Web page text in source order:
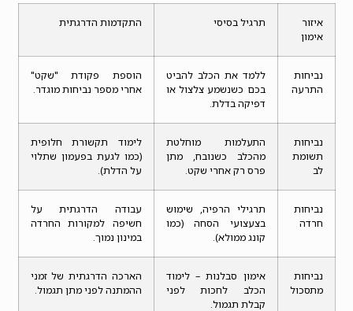
איזור
אימון
תרגיל בסיסי התקדמות הדרגתית
נביחות
התרעה
ללמד את הכלב להביט
בכם כשנשמע צלצול או
דפיקה בדלת.
הוספת פקודת "שקט"
אחרי מספר נביחות מוגדר.
נביחות
תשומת
לב
התעלמות מוחלטת
מהכלב כשנובח, מתן
פרס רק אחרי שקט.
לימוד תקשורת חלופית
(כמו לגעת בפעמון שתלוי
על הדלת).
נביחות
חרדה
תרגילי הרפיה, שימוש
בצעצועי הסחה (כמו
קונג ממולא).
עבודה הדרגתית על
חשיפה למקורות החרדה
במינון נמוך.
נביחות
מתסכול
אימון סבלנות – לימוד
הכלב לחכות לפני
קבלת תגמול.
הארכה הדרגתית של זמני
ההמתנה לפני מתן תגמול.